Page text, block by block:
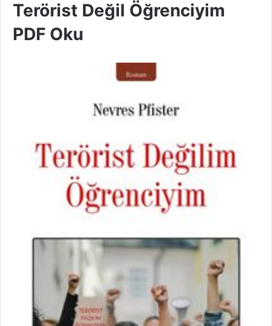
Terörist Değil Öğrenciyim
PDF Oku